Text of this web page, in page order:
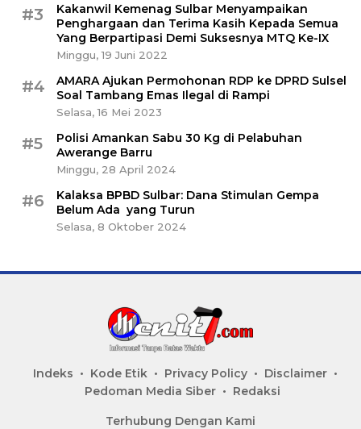
#3
Kakanwil Kemenag Sulbar Menyampaikan
Penghargaan dan Terima Kasih Kepada Semua
Yang Berpartipasi Demi Suksesnya MTQ Ke-IX
Minggu, 19 Juni 2022
#4
AMARA Ajukan Permohonan RDP ke DPRD Sulsel
Soal Tambang Emas Ilegal di Rampi
Selasa, 16 Mei 2023
#5
Polisi Amankan Sabu 30 Kg di Pelabuhan
Awerange Barru
Minggu, 28 April 2024
#6
Kalaksa BPBD Sulbar: Dana Stimulan Gempa
Belum Ada yang Turun
Selasa, 8 Oktober 2024
Indeks Kode Etik Privacy Policy
Disclaimer
Pedoman Media Siber
Redaksi
Terhubung Dengan Kami